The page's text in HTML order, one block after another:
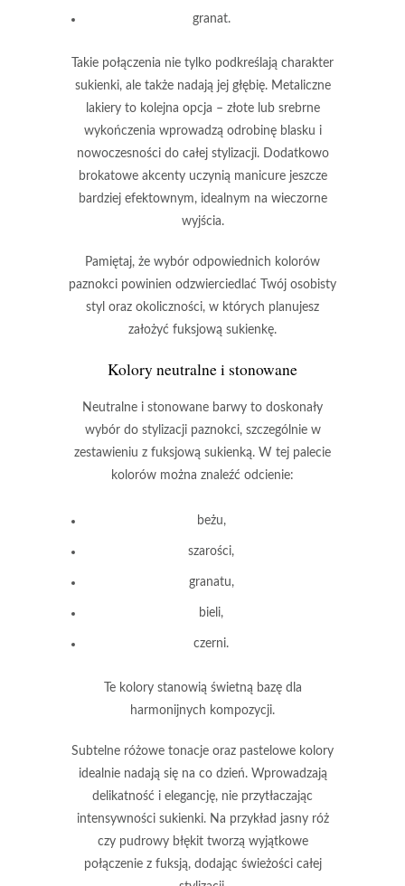
granat.
Takie połączenia nie tylko podkreślają charakter
sukienki, ale także nadają jej głębię. Metaliczne
lakieryto kolejna opcja – złotelub srebrne
wykończenia wprowadzą odrobinę blasku i
nowoczesności do całej stylizacji. Dodatkowo
brokatowe akcentyuczynią manicure jeszcze
bardziej efektownym, idealnym na wieczorne
wyjścia.
Pamiętaj, że wybór odpowiednich kolorów
paznokci powinien odzwierciedlać Twój osobisty
styl oraz okoliczności, w których planujesz
założyć fuksjową sukienkę.
Kolory neutralne i stonowane
Neutralne i stonowane barwy to doskonały
wybór do stylizacji paznokci, szczególnie w
zestawieniu z fuksjową sukienką. W tej palecie
kolorów można znaleźć odcienie:
beżu,
szarości,
granatu,
bieli,
czerni.
Te kolory stanowią świetną bazę dla
harmonijnych kompozycji.
Subtelne różowe tonacje oraz pastelowe kolory
idealnie nadają się na co dzień. Wprowadzają
delikatność i elegancję, nie przytłaczając
intensywności sukienki. Na przykład jasny róż
czy pudrowy błękittworzą wyjątkowe
połączenie z fuksją, dodając świeżości całej